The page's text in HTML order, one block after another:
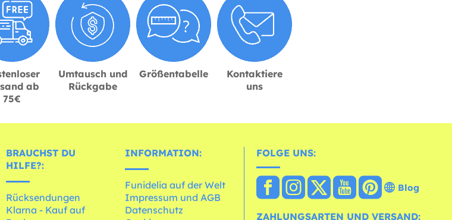
ab
75€
Umtausch und
Rückgabe
Größentabelle
Kontaktiere
uns
BRAUCHST DU
HILFE?:
Rücksendungen
Klarna - Kauf auf
INFORMATION:
Funidelia auf der Welt
Impressum und AGB
Datenschutz
FOLGE UNS:
Blog
ZAHLUNGSARTEN UND VERSAND: